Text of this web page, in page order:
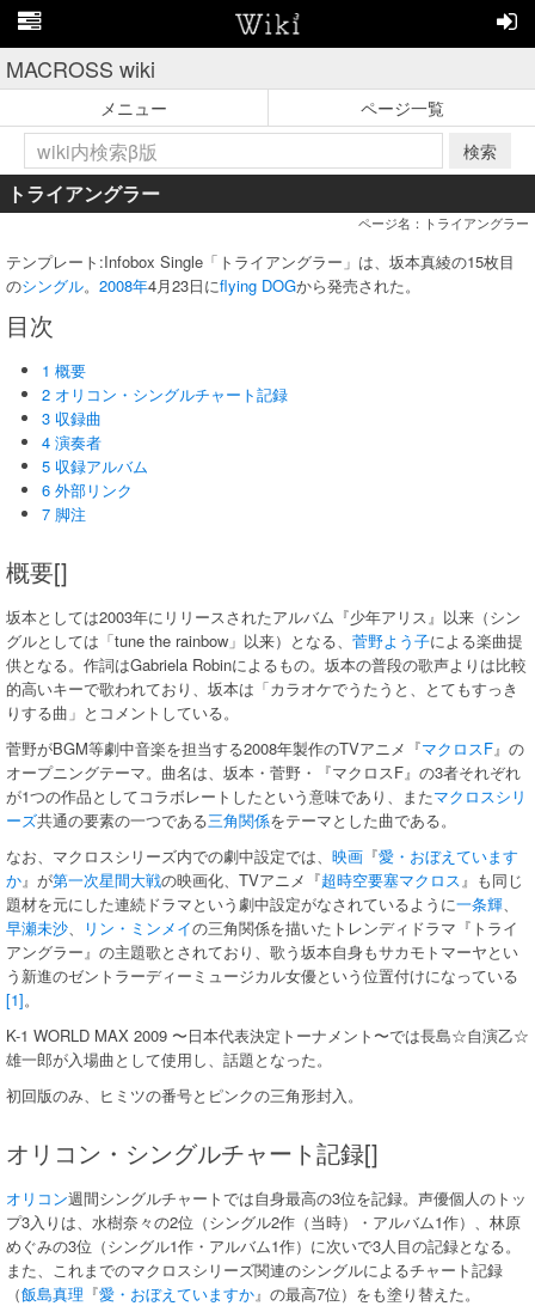
MACROSS wiki
メニュー
ページ一覧
検索
トライアングラー
ページ名：トライアングラー
テンプレート:Infobox Single「トライアングラー」は、坂本真綾の15枚目
のシングル。 2008年4月23日にflying DOGから発売された。
目次
1 概要
2 オリコン・シングルチャート記録
3 収録曲
4 演奏者
5 収録アルバム
6 外部リンク
7 脚注
概要[]
坂本としては2003年にリリースされたアルバム『少年アリス』以来（シン
グルとしては「tune the rainbow」以来）となる、 菅野よう子による楽曲提
供となる。作詞はGabriela Robinによるもの。坂本の普段の歌声よりは比較
的高いキーで歌われており、坂本は「カラオケでうたうと、とてもすっき
りする曲」とコメントしている。
菅野がBGM等劇中音楽を担当する2008年製作のTVアニメ『マクロスF』の
オープニングテーマ。曲名は、坂本・菅野・『マクロスF』の3者それぞれ
が1つの作品としてコラボレートしたという意味であり、またマクロスシリ
ーズ共通の要素の一つである三角関係をテーマとした曲である。
なお、マクロスシリーズ内での劇中設定では、 映画 『愛・おぼえています
か』が第一次星間大戦の映画化、TVアニメ『超時空要塞マクロス』も同じ
題材を元にした連続ドラマという劇中設定がなされているように一条輝、
早瀬未沙、 リン・ミンメイの三角関係を描いたトレンディドラマ『トライ
アングラー』の主題歌とされており、歌う坂本自身もサカモトマーヤとい
う新進のゼントラーディーミュージカル女優という位置付けになっている
[1]。
K-1 WORLD MAX 2009 〜日本代表決定トーナメント〜では長島☆自演乙☆
雄一郎が入場曲として使用し、話題となった。
初回版のみ、ヒミツの番号とピンクの三角形封入。
オリコン・シングルチャート記録[]
オリコン週間シングルチャートでは自身最高の3位を記録。声優個人のトッ
プ3入りは、水樹奈々の2位（シングル2作（当時）・アルバム1作）、林原
めぐみの3位（シングル1作・アルバム1作）に次いで3人目の記録となる。
また、これまでのマクロスシリーズ関連のシングルによるチャート記録
（飯島真理 『愛・おぼえていますか』の最高7位）をも塗り替えた。